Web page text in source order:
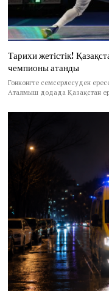
Тарихи жетістік!
чемпионы атанды
Гонконгте семсерлесуден
Аталмыш додада Қазақстан